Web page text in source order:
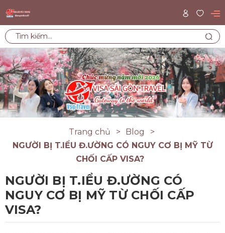
Trang chủ
Blog
NGƯỜI BỊ T.IỂU Đ.ƯỜNG CÓ NGUY CƠ BỊ MỸ TỪ
CHỐI CẤP VISA?
NGƯỜI BỊ T.IỂU Đ.ƯỜNG CÓ
NGUY CƠ BỊ MỸ TỪ CHỐI CẤP
VISA?